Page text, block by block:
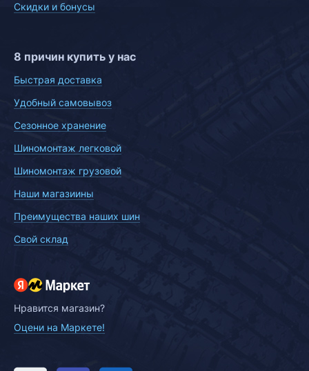
Скидки и бонусы
8 причин купить у нас
Быстрая доставка
Удобный самовывоз
Сезонное хранение
Шиномонтаж легковой
Шиномонтаж грузовой
Наши магазиины
Преимущества наших шин
Свой склад
Нравится магазин?
Оцени на Маркете!